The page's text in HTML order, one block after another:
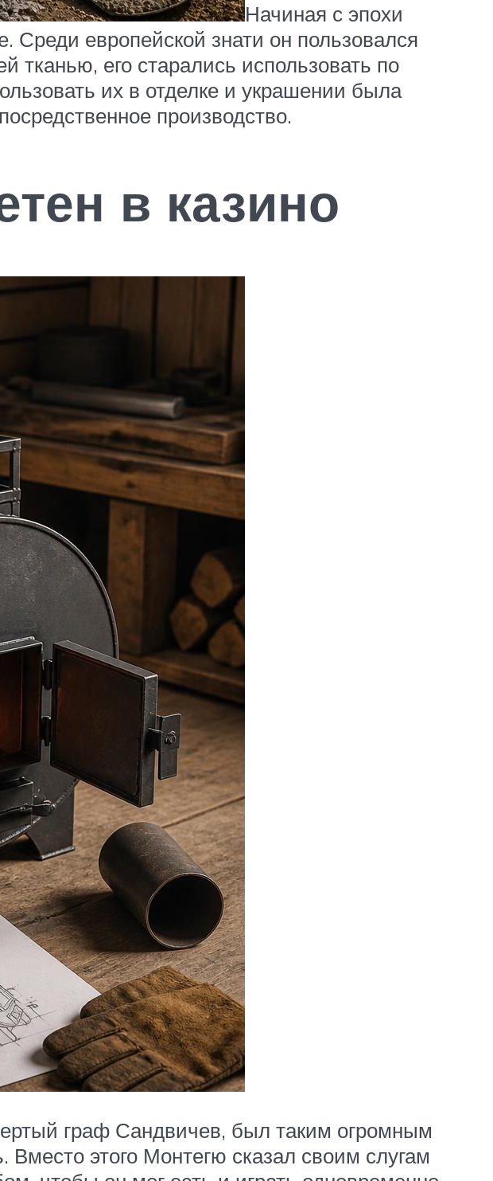
Начиная с эпохи
Среди европейской знати он пользовался
тканью, его старались использовать по
их в отделке и украшении была
производство.
в казино
граф Сандвичев, был таким огромным
Вместо этого Монтегю сказал своим слугам